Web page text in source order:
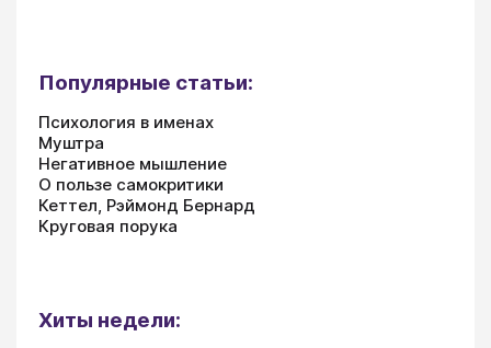
Популярные статьи:
Психология в именах
Муштра
Негативное мышление
О пользе самокритики
Кеттел, Рэймонд Бернард
Круговая порука
Хиты недели: